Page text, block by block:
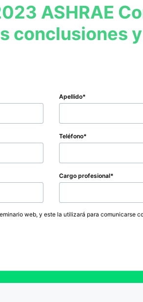
ASHRAE
conclusiones
Apellido
Teléfono
Cargo profesional
web, y este la utilizará para comunicarse